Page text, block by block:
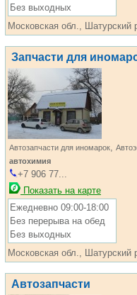
Без выходных
Московская обл., Шатурский
Запчасти для
Автозапчасти для иномарок,
автохимия
+7 906 77...
Показать на карте
Ежедневно 09:00-18:00
Без перерыва на обед
Без выходных
Московская обл., Шатурский
Автозапчасти